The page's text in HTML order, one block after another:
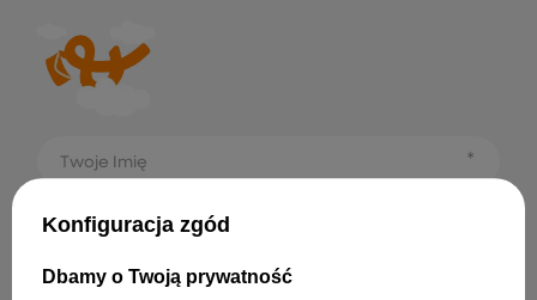
Twoje Imię
Twój email
osobowych (adres e-mail) na potrzeby wysyłki
Konfiguracja zgód
Dbamy o Twoją prywatność